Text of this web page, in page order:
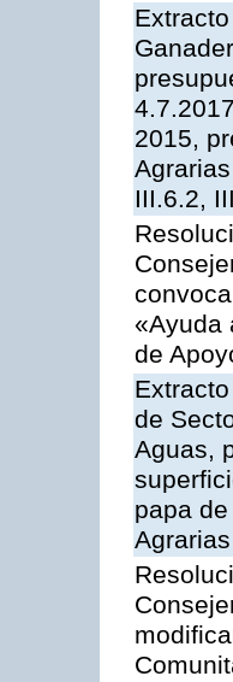
2015,
III.6.2,
«Ayuda
de
de
Aguas,
papa